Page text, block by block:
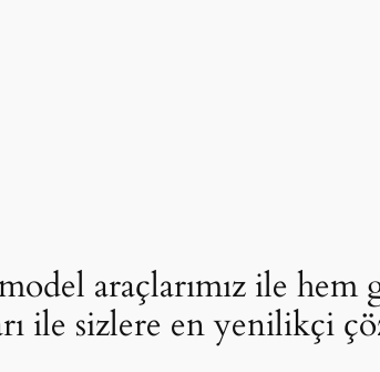
araçlarımız ile hem
ile sizlere en yenilikçi